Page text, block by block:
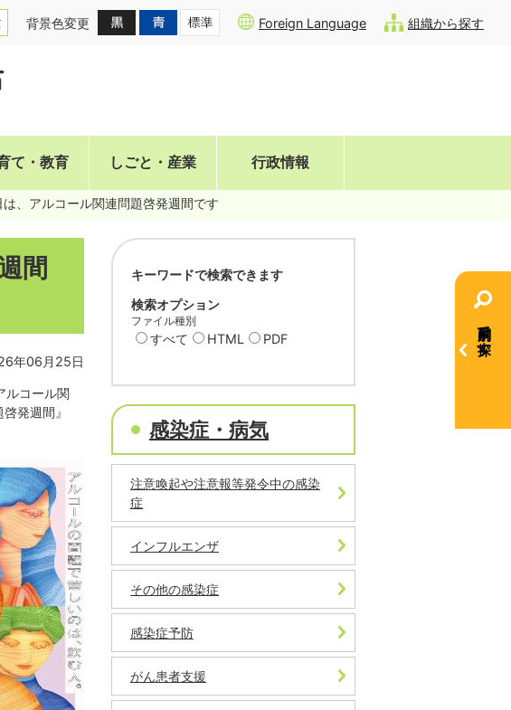
背景色変更 Foreign Language 組織から探す
て・教育 しごと・産業 行政情報
目的別で探す
は、アルコール関連問題啓発週間です
間
年06月25日
ルコール関
発週間』
キーワードで検索できます
検索オプション
ファイル種別
すべて HTML PDF
感染症・病気
注意喚起や注意報等発令中の感染
症​
インフルエンザ
その他の感染症
感染症予防
がん患者支援